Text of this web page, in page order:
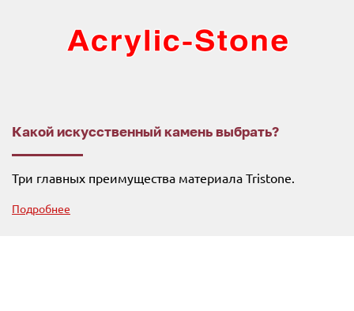
Какой искусственный камень выбрать?
Три главных преимущества материала Tristone.
Подробнее